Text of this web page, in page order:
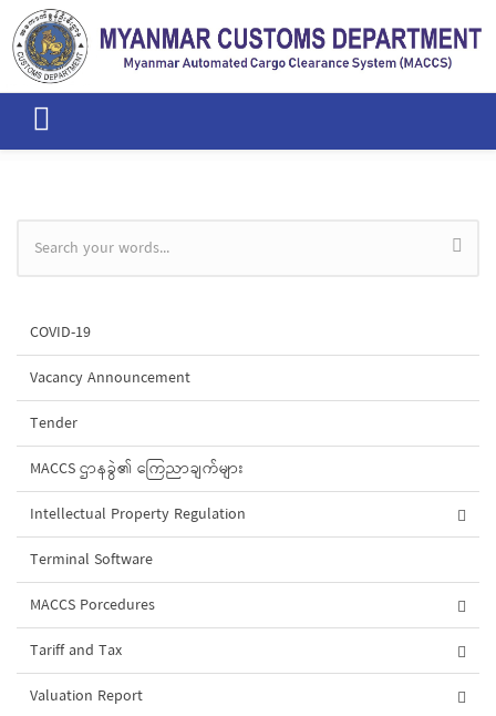
Skip to main content
Search form
COVID-19
Vacancy Announcement
Tender
MACCS ဌာနခွဲ၏ ကြေညာချက်များ
Intellectual Property Regulation
Terminal Software
MACCS Porcedures
Tariff and Tax
Valuation Report